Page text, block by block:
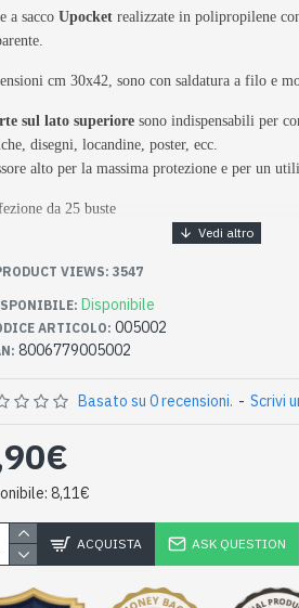
a saccoUpocket realizzate in polipropilene
cm 30x42, sono con saldatura a filo e
sul lato superiore sono indispensabili per
disegni, locandine, poster, ecc.
alto per la massima protezione e per un
da 25 buste
Disponibile
ARTICOLO: 005002
8006779005002
VIEWS: 3547
Basato su 0 recensioni. - Scrivi
8,11€
ACQUISTA ASK QUESTION